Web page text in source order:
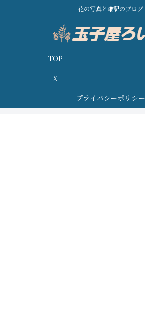
花の写真と雑記のブログ
TOP
X
プライバシーポリシー